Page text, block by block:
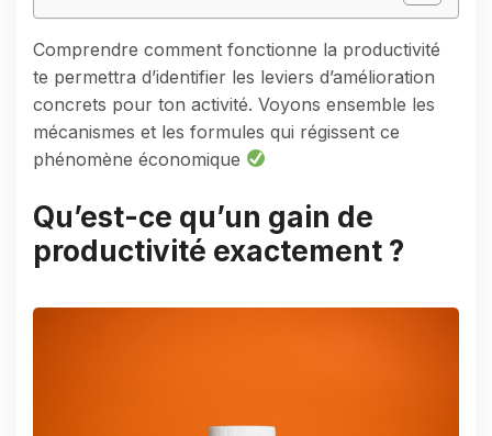
Comprendre comment fonctionne la productivité
te permettra d’identifier les leviers d’amélioration
concrets pour ton activité. Voyons ensemble les
mécanismes et les formules qui régissent ce
phénomène économique
Qu’est-ce qu’un gain de
productivité exactement ?